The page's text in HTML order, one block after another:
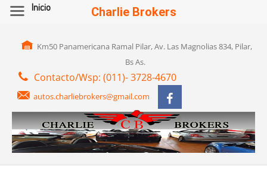
Km50 Panamericana Ramal Pilar, Av. Las Magnolias 834, Pilar,
Bs As.
Contacto/Wsp: (011)- 3728-4670
autos.charliebrokers@gmail.com
Inicio Charlie Brokers